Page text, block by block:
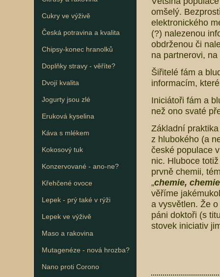
Cukry ve výživě
Česká potravina a kvalita
Chipsy-konec hranolků
Doplňky stravy - věříte?
Dvojí kvalita
Jogurty jsou zlé
Eruková kyselina
Káva s mlékem
Kokosový tuk
Konzervované - ano-ne?
Křehčené ovoce
Lepek - prý také v rýži
Lepek ve výživě
Maso a rakovina
Mutagenéze - nová hrozba?
Nano proti Corono
omšelý.
elektronického
(?) nalezenou
obdrženou či
na partnerovi,
Šiřitelé fám a
informacím,
Iniciátoři fám a
než ono svaté
Základní
z hlubokého (a
české populace
nic. Hluboce
prvně chemii,
„chemie,
věříme
a vysvětlen. Že
páni doktoři (s
stovek iniciativ